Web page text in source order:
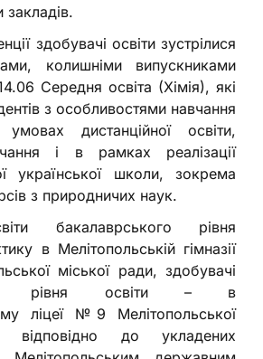
здобувачі освіти зустрілися
колишніми випускниками
Середня освіта (Хімія), які
з особливостями навчання
дистанційної освіти,
і в рамках реалізації
української школи, зокрема
з природничих наук.
бакалаврського рівня
в Мелітопольській гімназії
міської ради, здобувачі
рівня освіти – в
ліцеї №9 Мелітопольської
відповідно до укладених